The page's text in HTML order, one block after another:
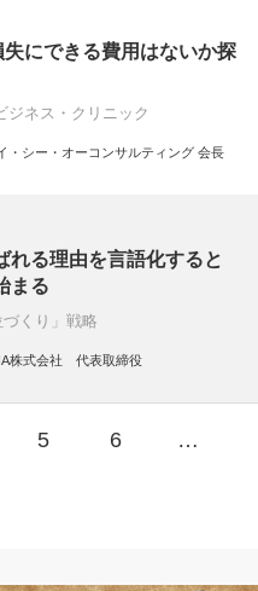
にできる費用はないか探
ジネス・クリニック
・シー・オーコンサルティング 会長
る理由を言語化すると
まる
くり」戦略
株式会社 代表取締役
5 6 …